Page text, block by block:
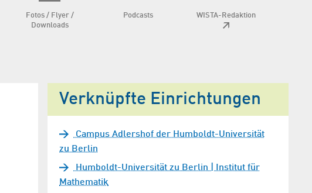
Fotos / Flyer /
Downloads
Podcasts WISTA-Redaktion
Verknüpfte Einrichtungen
Campus Adlershof der Humboldt-Universität
zu Berlin
Humboldt-Universität zu Berlin | Institut für
Mathematik